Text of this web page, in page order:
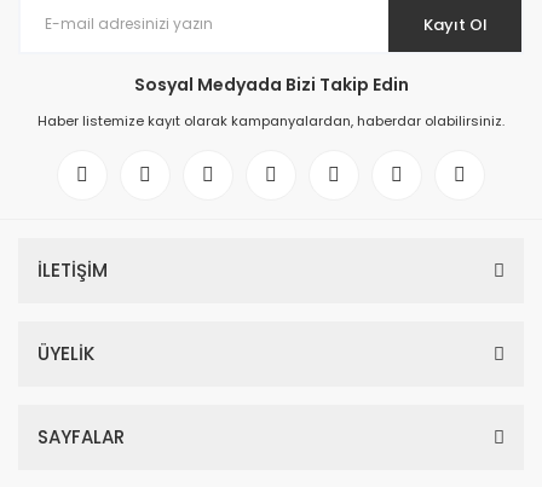
Kayıt Ol
Sosyal Medyada Bizi Takip Edin
Haber listemize kayıt olarak kampanyalardan, haberdar olabilirsiniz.
İLETİŞİM
ÜYELİK
SAYFALAR